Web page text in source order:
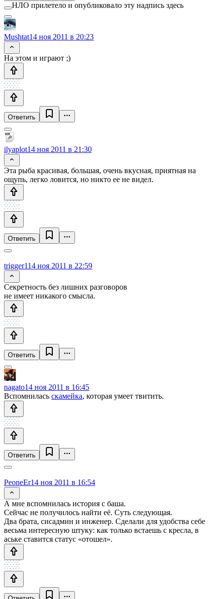
НЛО прилетело и опубликовало эту надпись здесь
Mushtat14 ноя 2011 в 20:23
На этом и играют ;)
Ответить
ilyaplot14 ноя 2011 в 21:30
Эта рыба красивая, большая, очень вкусная, приятная на
ощупь, легко ловится, но никто ее не видел.
Ответить
trigger114 ноя 2011 в 22:59
Секретность без лишних разговоров
не имеет никакого смысла.
Ответить
nagato14 ноя 2011 в 16:45
Вспомнилась скамейка, которая умеет твитить.
Ответить
PeoneEr14 ноя 2011 в 16:54
А мне вспомнилась история с баша.
Сейчас не получилось найти её. Суть следующая.
Два брата, сисадмин и инженер. Сделали для удобства себе
весьма интересную штуку: как только встаешь с кресла, в
аське ставится статус «отошел».